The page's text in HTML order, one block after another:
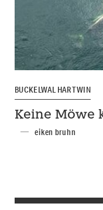
BUCKELWAL HARTWIN
Keine Möwe
eiken bruhn